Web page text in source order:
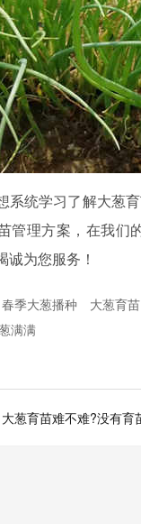
系统学习了解大葱
管理方案，在我们
诚为您服务！
春季大葱播种 大葱育苗
满满
大葱育苗难不难?没有育